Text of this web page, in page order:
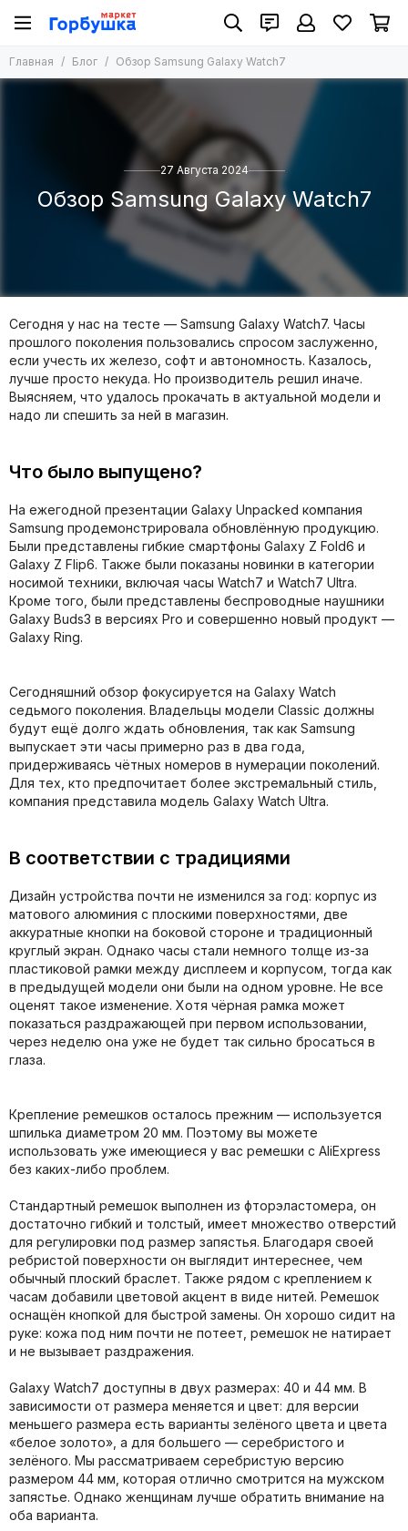
Главная Блог Обзор Samsung Galaxy Watch7
27 Августа 2024
Обзор Samsung Galaxy Watch7
Сегодня у нас на тесте — Samsung Galaxy Watch7. Часы
прошлого поколения пользовались спросом заслуженно,
если учесть их железо, софт и автономность. Казалось,
лучше просто некуда. Но производитель решил иначе.
Выясняем, что удалось прокачать в актуальной модели и
надо ли спешить за ней в магазин.
Что было выпущено?
На ежегодной презентации Galaxy Unpacked компания
Samsung продемонстрировала обновлённую продукцию.
Были представлены гибкие смартфоны Galaxy Z Fold6 и
Galaxy Z Flip6. Также были показаны новинки в категории
носимой техники, включая часы Watch7 и Watch7 Ultra.
Кроме того, были представлены беспроводные наушники
Galaxy Buds3 в версиях Pro и совершенно новый продукт —
Galaxy Ring.
Сегодняшний обзор фокусируется на Galaxy Watch
седьмого поколения. Владельцы модели Classic должны
будут ещё долго ждать обновления, так как Samsung
выпускает эти часы примерно раз в два года,
придерживаясь чётных номеров в нумерации поколений.
Для тех, кто предпочитает более экстремальный стиль,
компания представила модель Galaxy Watch Ultra.
В соответствии с традициями
Дизайн устройства почти не изменился за год: корпус из
матового алюминия с плоскими поверхностями, две
аккуратные кнопки на боковой стороне и традиционный
круглый экран. Однако часы стали немного толще из-за
пластиковой рамки между дисплеем и корпусом, тогда как
в предыдущей модели они были на одном уровне. Не все
оценят такое изменение. Хотя чёрная рамка может
показаться раздражающей при первом использовании,
через неделю она уже не будет так сильно бросаться в
глаза.
Крепление ремешков осталось прежним — используется
шпилька диаметром 20 мм. Поэтому вы можете
использовать уже имеющиеся у вас ремешки с AliExpress
без каких-либо проблем.
Стандартный ремешок выполнен из фторэластомера, он
достаточно гибкий и толстый, имеет множество отверстий
для регулировки под размер запястья. Благодаря своей
ребристой поверхности он выглядит интереснее, чем
обычный плоский браслет. Также рядом с креплением к
часам добавили цветовой акцент в виде нитей. Ремешок
оснащён кнопкой для быстрой замены. Он хорошо сидит на
руке: кожа под ним почти не потеет, ремешок не натирает
и не вызывает раздражения.
Galaxy Watch7 доступны в двух размерах: 40 и 44 мм. В
зависимости от размера меняется и цвет: для версии
меньшего размера есть варианты зелёного цвета и цвета
«белое золото», а для большего — серебристого и
зелёного. Мы рассматриваем серебристую версию
размером 44 мм, которая отлично смотрится на мужском
запястье. Однако женщинам лучше обратить внимание на
оба варианта.